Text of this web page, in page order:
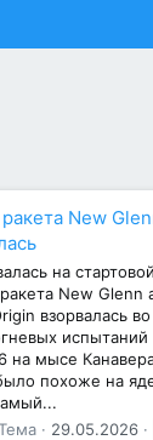
New
на
New Glenn
взорвалась
испытаний
на мысе
похоже на
29.05.2026